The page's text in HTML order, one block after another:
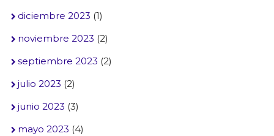
diciembre 2023 (1)
noviembre 2023 (2)
septiembre 2023 (2)
julio 2023 (2)
junio 2023 (3)
mayo 2023 (4)